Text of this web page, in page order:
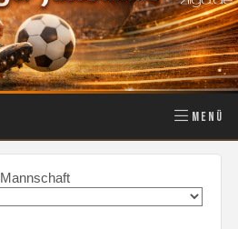
MENÜ
Mannschaft